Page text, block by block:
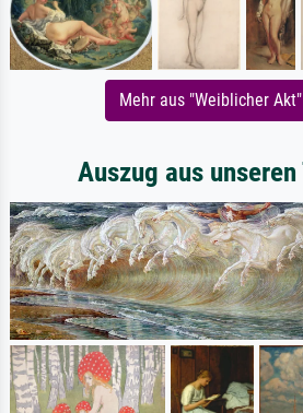
Mehr aus "Weiblicher
Auszug aus unseren